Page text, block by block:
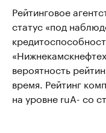
Рейтинговое
статус «под
вероятность
время. Рейтинг
на уровне ruA- со